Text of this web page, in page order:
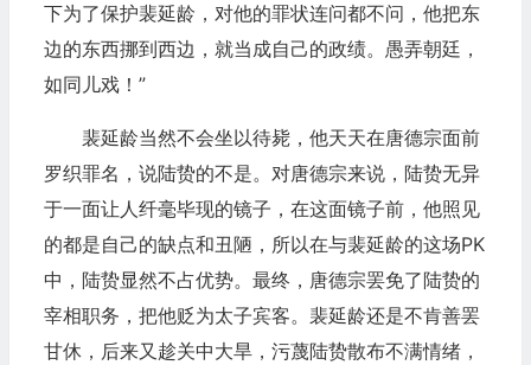
下为了保护裴延龄，对他的罪状连问都不问，他把东
边的东西挪到西边，就当成自己的政绩。愚弄朝廷，
如同儿戏！”
裴延龄当然不会坐以待毙，他天天在唐德宗面前
罗织罪名，说陆贽的不是。对唐德宗来说，陆贽无异
于一面让人纤毫毕现的镜子，在这面镜子前，他照见
的都是自己的缺点和丑陋，所以在与裴延龄的这场PK
中，陆贽显然不占优势。最终，唐德宗罢免了陆贽的
宰相职务，把他贬为太子宾客。裴延龄还是不肯善罢
甘休，后来又趁关中大旱，污蔑陆贽散布不满情绪，